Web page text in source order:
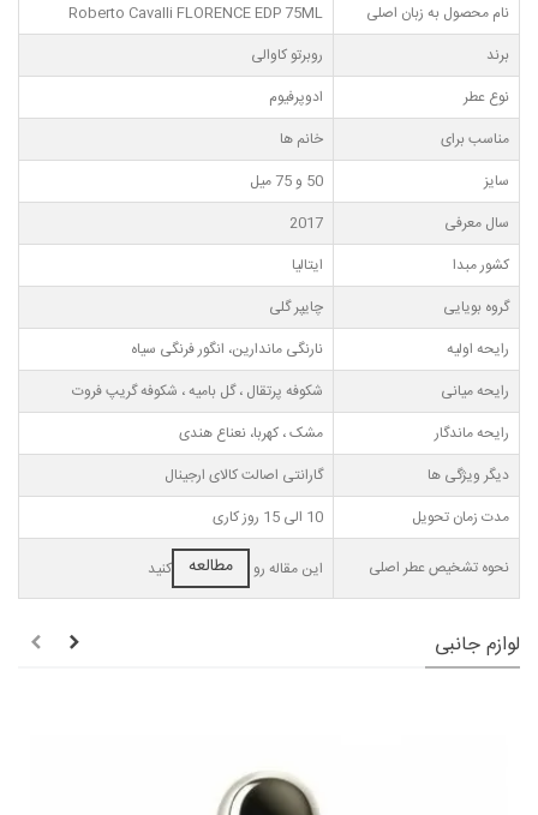
نام محصول به زبان اصلی
Roberto Cavalli FLORENCE EDP 75ML
برند
روبرتو کاوالی
نوع عطر
ادوپرفیوم
مناسب برای
خانم ها
سایز
50 و 75 میل
سال معرفی
2017
کشور مبدا
ایتالیا
گروه بویایی
چایپر گلی
رایحه اولیه
نارنگی ماندارین، انگور فرنگی سیاه
رایحه میانی
شکوفه پرتقال ، گل بامیه ، شکوفه گریپ فروت
رایحه ماندگار
مشک ، کهربا، نعناع هندی
دیگر ویژگی ها
گارانتی اصالت کالای ارجینال
مدت زمان تحویل
10 الی 15 روز کاری
نحوه تشخیص عطر اصلی این مقاله رو مطالعه کنید
لوازم جانبی